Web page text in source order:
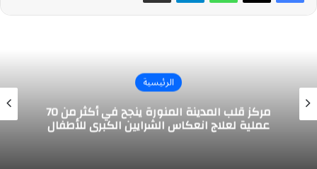
الرئيسية
مركز قلب المدينة المنورة ينجح في أكثر من 70
عملية لعلاج انعكاس الشرايين الكبرى للأطفال